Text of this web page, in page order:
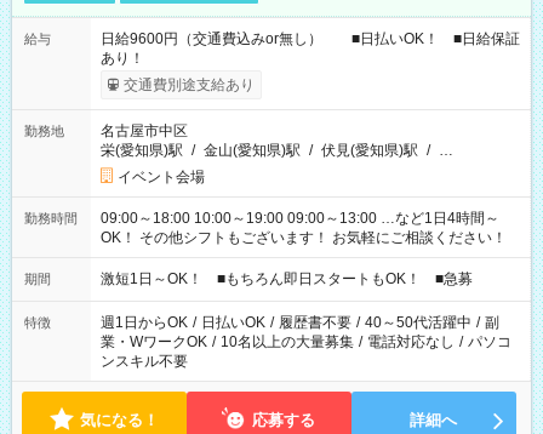
給与
日給9600円（交通費込みor無し） ■日払いOK！ ■日給保証
あり！
交通費別途支給あり
勤務地
名古屋市中区
栄(愛知県)駅 / 金山(愛知県)駅 / 伏見(愛知県)駅 / …
イベント会場
勤務時間
09:00～18:00 10:00～19:00 09:00～13:00 …など1日4時間～
OK！ その他シフトもございます！ お気軽にご相談ください！
期間 激短1日～OK！ ■もちろん即日スタートもOK！ ■急募
特徴 週1日からOK / 日払いOK / 履歴書不要 / 40～50代活躍中 / 副
業・WワークOK / 10名以上の大量募集 / 電話対応なし / パソコ
ンスキル不要
気になる！ 応募する 詳細へ